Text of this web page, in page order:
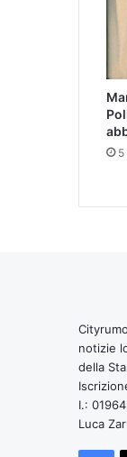
5
notizie
della
I.:
Luca